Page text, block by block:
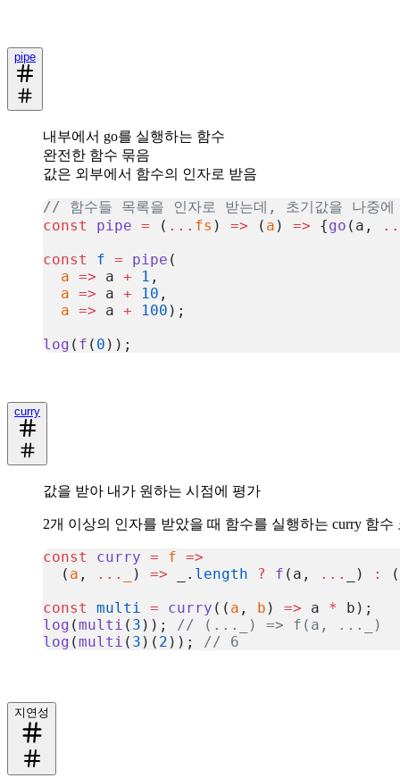
pipe
내부에서 go를 실행하는 함수
완전한 함수 묶음
값은 외부에서 함수의 인자로 받음
// 함수들 목록을 인자로 받는데, 초기값을 나중
const
pipe = ( ... fs ) => ( a ) => {go (a,
const
f = pipe (
  a
=> a + 1 ,
  a
=> a + 10 ,
  a
=> a + 100 );
log ( f ( 0 ));
curry
값을 받아 내가 원하는 시점에 평가
2개 이상의 인자를 받았을 때 함수를 실행하는 curry 함수
const curry = f =>
  (
a , ... ) => _. length ? f (a, ... _) :
(
const
multi = curry (( a , b ) => a *
b);
log (multi ( 3 ));
// (..._) => f(a, ..._)
log (multi ( 3 )( 2 )); // 6
지연성